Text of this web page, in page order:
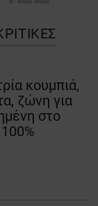
κουμπιά,
ζώνη για
στο